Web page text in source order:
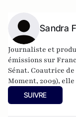
Sandra
Journaliste et
émissions sur
Sénat. Coautrice de
Moment, 2009),
MatriochK.
SUIVRE